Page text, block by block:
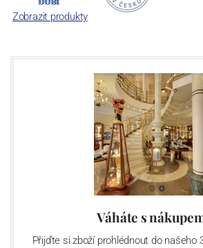
České republiky jako „
Český výrobek
Zobrazit produkty
Váháte s
Přijďte si zboží prohlédnout do našeho